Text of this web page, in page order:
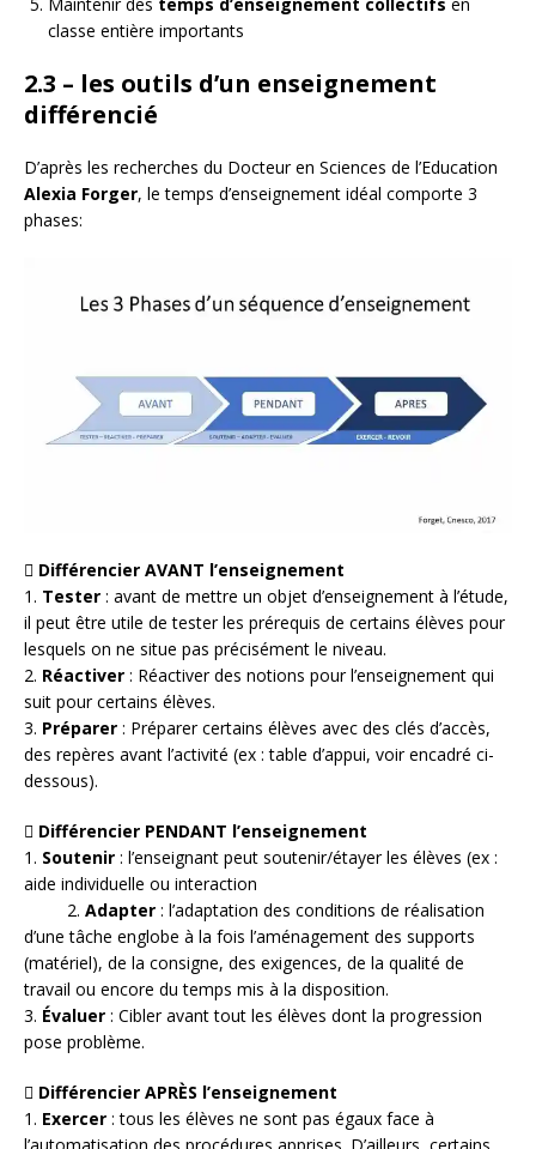
classe entière importants
2.3 – les outils d’un enseignement
différencié
D’après les recherches du Docteur en Sciences de l’Education
Alexia Forger, le temps d’enseignement idéal comporte 3
phases:
 Différencier AVANT l’enseignement
1. Tester : avant de mettre un objet d’enseignement à l’étude,
il peut être utile de tester les prérequis de certains élèves pour
lesquels on ne situe pas précisément le niveau.
2. Réactiver : Réactiver des notions pour l’enseignement qui
suit pour certains élèves.
3. Préparer : Préparer certains élèves avec des clés d’accès,
des repères avant l’activité (ex : table d’appui, voir encadré ci-
dessous).
 Différencier PENDANT l’enseignement
1. Soutenir : l’enseignant peut soutenir/étayer les élèves (ex :
aide individuelle ou interaction
2. Adapter : l’adaptation des conditions de réalisation
d’une tâche englobe à la fois l’aménagement des supports
(matériel), de la consigne, des exigences, de la qualité de
travail ou encore du temps mis à la disposition.
3. Évaluer : Cibler avant tout les élèves dont la progression
pose problème.
 Différencier APRÈS l’enseignement
1. Exercer : tous les élèves ne sont pas égaux face à